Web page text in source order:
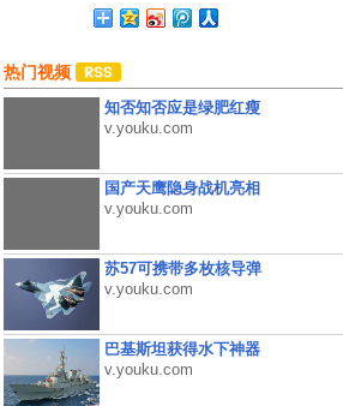
热门视频
知否知否应是绿肥红瘦
v.youku.com
国产天鹰隐身战机亮相
v.youku.com
苏57可携带多枚核导弹
v.youku.com
巴基斯坦获得水下神器
v.youku.com